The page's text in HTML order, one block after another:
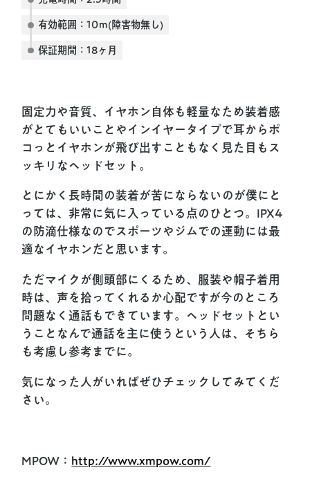
有効範囲：10ｍ(障害物無し)
保証期間：18ヶ月
固定力や音質、イヤホン自体も軽量なため装着感
がとてもいいことやインイヤータイプで耳からポ
コっとイヤホンが飛び出すこともなく見た目もス
ッキリなヘッドセット。
とにかく長時間の装着が苦にならないのが僕にと
っては、非常に気に入っている点のひとつ。IPX4
の防滴仕様なのでスポーツやジムでの運動には最
適なイヤホンだと思います。
ただマイクが側頭部にくるため、服装や帽子着用
時は、声を拾ってくれるか心配ですが今のところ
問題なく通話もできています。ヘッドセットとい
うことなんで通話を主に使うという人は、そちら
も考慮し参考までに。
気になった人がいればぜひチェックしてみてくだ
さい。
MPOW： http://www.xmpow.com/